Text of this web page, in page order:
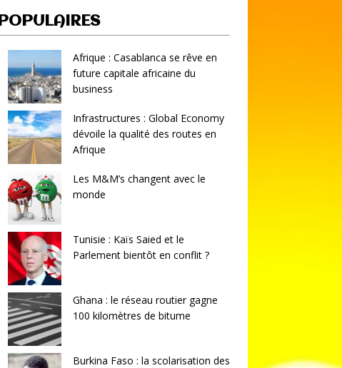
POPULAIRES
Afrique : Casablanca se rêve en
future capitale africaine du
business
Infrastructures : Global Economy
dévoile la qualité des routes en
Afrique
Les M&M’s changent avec le
monde
Tunisie : Kaïs Saied et le
Parlement bientôt en conflit ?
Ghana : le réseau routier gagne
100 kilomètres de bitume
Burkina Faso : la scolarisation des